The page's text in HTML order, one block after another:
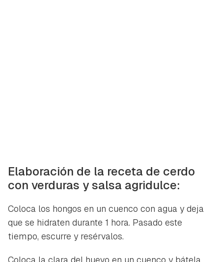
Elaboración de la receta de cerdo
con verduras y salsa agridulce:
Coloca los hongos en un cuenco con agua y deja
que se hidraten durante 1 hora. Pasado este
tiempo, escurre y resérvalos.